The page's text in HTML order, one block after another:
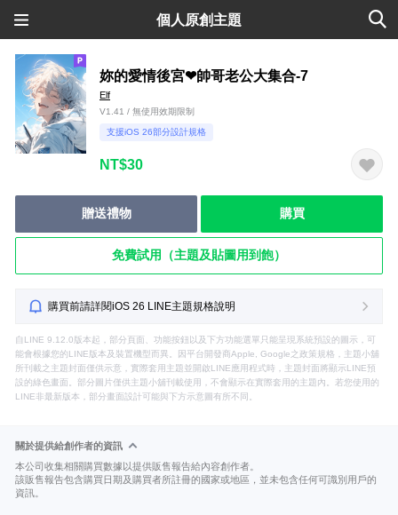
個人原創主題
妳的愛情後宮❤帥哥老公大集合-7
Elf
V1.41 / 無使用效期限制
支援iOS 26部分設計規格
NT$30
贈送禮物 購買
免費試用（主題及貼圖用到飽）
購買前請詳閱iOS 26 LINE主題規格說明
自LINE 9.12.0版本起，部分頁面、功能按鈕以及下方功能選單只能呈現系統預設的圖示，可
能會根據您的LINE版本及裝置機型而異。因平台開發商Apple, Google之政策規格，主題小舖
所刊載之主題封面僅供示意，實際套用主題並開啟LINE應用程式時，主題封面將顯示LINE預
設的綠色畫面。部分圖片僅供主題小舖刊載使用，不會顯示在實際套用的主題內。若您使用的
LINE非最新版本，部分畫面設計可能與下方示意圖有所不同。
關於提供給創作者的資訊
本公司收集相關購買數據以提供販售報告給內容創作者。
該販售報告包含購買日期及購買者所註冊的國家或地區，並未包含任何可識別用戶的
資訊。